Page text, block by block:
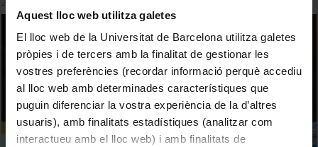
Aquest lloc web utilitza galetes
El lloc web de la Universitat de Barcelona utilitza galetes
pròpies i de tercers amb la finalitat de gestionar les
vostres preferències (recordar informació perquè accediu
al lloc web amb determinades característiques que
puguin diferenciar la vostra experiència de la d’altres
usuaris), amb finalitats estadístiques (analitzar com
interactueu amb el lloc web) i amb finalitats de